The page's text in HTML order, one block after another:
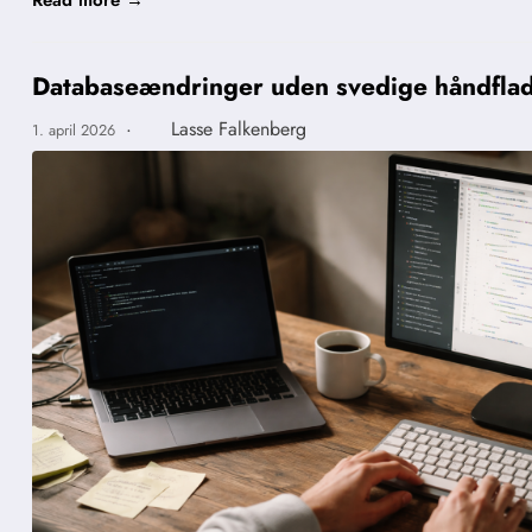
Databaseændringer uden svedige
1. april 2026 · Lasse Falkenberg